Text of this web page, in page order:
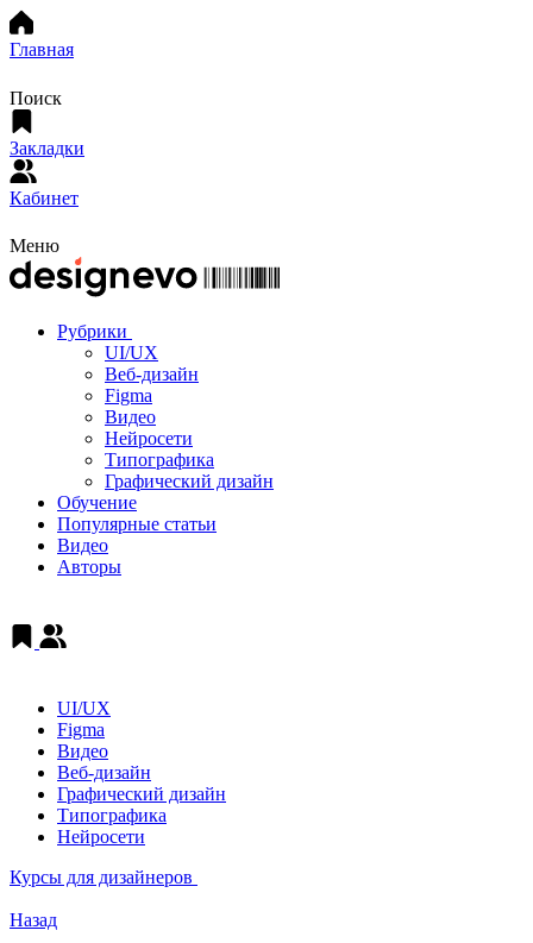
Главная
Поиск
Закладки
Кабинет
Меню
Рубрики
UI/UX
Веб-дизайн
Figma
Видео
Нейросети
Типографика
Графический дизайн
Обучение
Популярные статьи
Видео
Авторы
UI/UX
Figma
Видео
Веб-дизайн
Графический дизайн
Типографика
Нейросети
Курсы для дизайнеров
Назад